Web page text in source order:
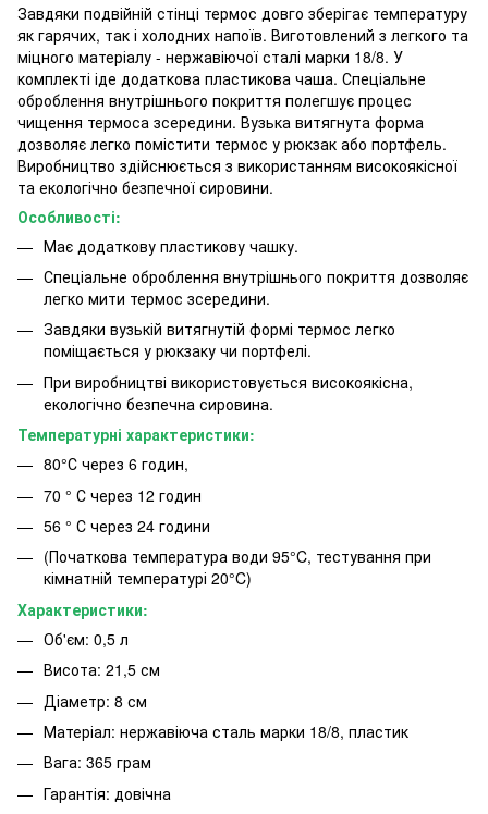
Завдяки подвійній стінці термос довго зберігає температуру
як гарячих, так і холодних напоїв. Виготовлений з легкого та
міцного матеріалу - нержавіючої сталі марки 18/8. У
комплекті іде додаткова пластикова чаша. Спеціальне
оброблення внутрішнього покриття полегшує процес
чищення термоса зсередини. Вузька витягнута форма
дозволяє легко помістити термос у рюкзак або портфель.
Виробництво здійснюється з використанням високоякісної
та екологічно безпечної сировини.
Особливості:
Має додаткову пластикову чашку.
Спеціальне оброблення внутрішнього покриття дозволяє
легко мити термос зсередини.
Завдяки вузькій витягнутій формі термос легко
поміщається у рюкзаку чи портфелі.
При виробництві використовується високоякісна,
екологічно безпечна сировина.
Температурні характеристики:
80°С через 6 годин,
70 ° С через 12 годин
56 ° С через 24 години
(Початкова температура води 95°C, тестування при
кімнатній температурі 20°C)
Характеристики:
Об'єм: 0,5 л
Висота: 21,5 см
Діаметр: 8 см
Матеріал: нержавіюча сталь марки 18/8, пластик
Вага: 365 грам
Гарантія: довічна